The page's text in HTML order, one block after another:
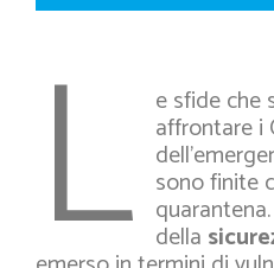
L e sfide che
affrontare i
sono finite
della